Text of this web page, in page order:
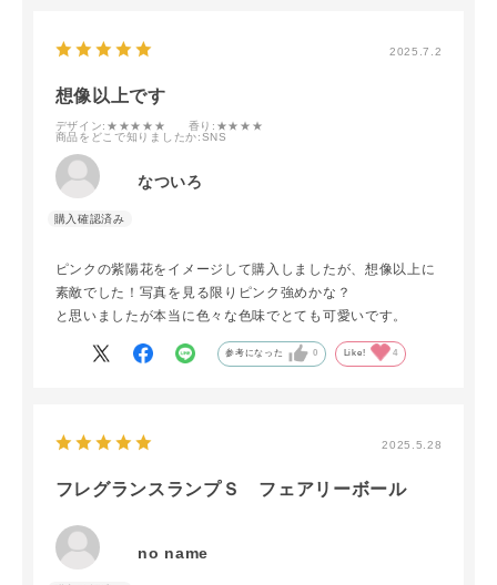
2025.7.2
想像以上です
デザイン:★★★★★ 香り :★★★★
商品をどこで知りましたか:SNS
なついろ
ピンクの紫陽花をイメージして購入しましたが、想像以上に
素敵でした！写真を見る限りピンク強めかな？
と思いましたが本当に色々な色味でとても可愛いです。
参考になった 0 Like! 4
2025.5.28
フレグランスランプＳ フェアリーボール
no name